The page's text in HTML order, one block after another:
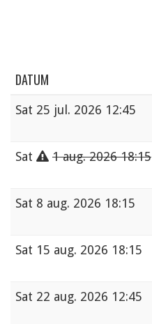
DATUM
Sat 25 jul. 2026 12:45
Sat
1 aug. 2026 18:15
Sat 8 aug. 2026 18:15
Sat 15 aug. 2026 18:15
Sat 22 aug. 2026 12:45